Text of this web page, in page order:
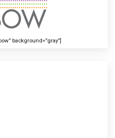
background=”gray”]